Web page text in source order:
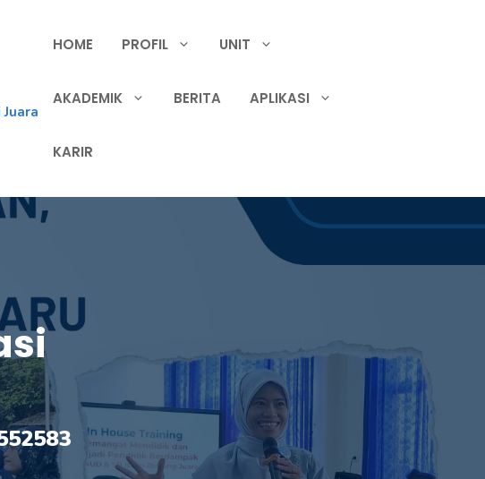
HOME PROFIL UNIT
AKADEMIK BERITA APLIKASI
KARIR